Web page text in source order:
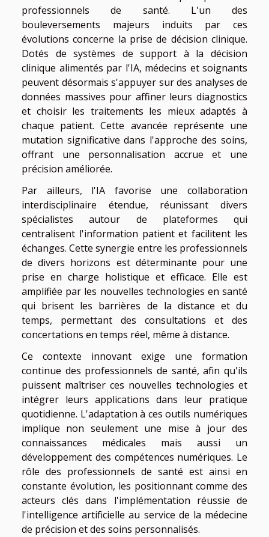
professionnels de santé. L'un des
bouleversements majeurs induits par ces
évolutions concerne la prise de décision clinique.
Dotés de systèmes de support à la décision
clinique alimentés par l'IA, médecins et soignants
peuvent désormais s'appuyer sur des analyses de
données massives pour affiner leurs diagnostics
et choisir les traitements les mieux adaptés à
chaque patient. Cette avancée représente une
mutation significative dans l'approche des soins,
offrant une personnalisation accrue et une
précision améliorée.
Par ailleurs, l'IA favorise une collaboration
interdisciplinaire étendue, réunissant divers
spécialistes autour de plateformes qui
centralisent l'information patient et facilitent les
échanges. Cette synergie entre les professionnels
de divers horizons est déterminante pour une
prise en charge holistique et efficace. Elle est
amplifiée par les nouvelles technologies en santé
qui brisent les barrières de la distance et du
temps, permettant des consultations et des
concertations en temps réel, même à distance.
Ce contexte innovant exige une formation
continue des professionnels de santé, afin qu'ils
puissent maîtriser ces nouvelles technologies et
intégrer leurs applications dans leur pratique
quotidienne. L'adaptation à ces outils numériques
implique non seulement une mise à jour des
connaissances médicales mais aussi un
développement des compétences numériques. Le
rôle des professionnels de santé est ainsi en
constante évolution, les positionnant comme des
acteurs clés dans l'implémentation réussie de
l'intelligence artificielle au service de la médecine
de précision et des soins personnalisés.